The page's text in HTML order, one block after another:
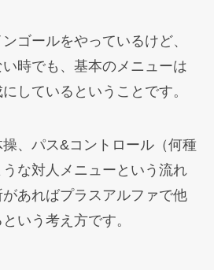
ゴールをやっているけど、
時でも、基本のメニューは
しているということです。
、パス&コントロール（何種
な対人メニューという流れ
あればプラスアルファで他
いう考え方です。